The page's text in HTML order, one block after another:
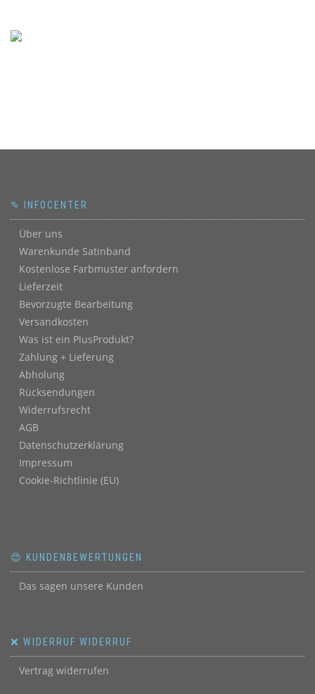
✎ INFOCENTER
Über uns
Warenkunde Satinband
Kostenlose Farbmuster anfordern
Lieferzeit
Bevorzugte Bearbeitung
Versandkosten
Was ist ein PlusProdukt?
Zahlung + Lieferung
Abholung
Rücksendungen
Widerrufsrecht
AGB
Datenschutzerklärung
Impressum
Cookie-Richtlinie (EU)
😍 KUNDENBEWERTUNGEN
Das sagen unsere Kunden
❌ WIDERRUF WIDERRUF
Vertrag widerrufen